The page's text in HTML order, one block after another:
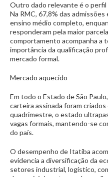
Outro dado relevante é o
Na RMC, 67,8% das
ensino médio completo,
responderam pela maior
comportamento acompanha a
importância da qualificação
mercado formal.
Mercado aquecido
Em todo o Estado de São
carteira assinada foram criados
quadrimestre, o estado
vagas formais, mantendo-se
do país.
O desempenho de Itatiba
evidencia a diversificação da
setores industrial, logístico,